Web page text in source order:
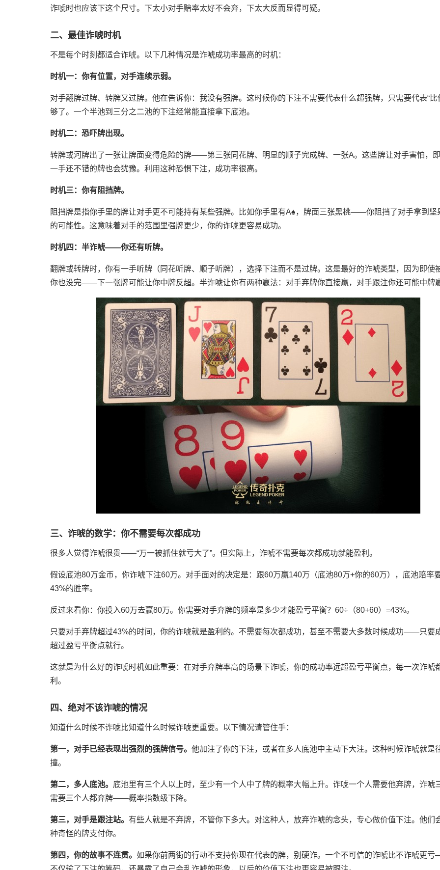
诈唬时也应该下这个尺寸。下太小对手赔率太好不会弃，下太大反而显得可疑。
二、最佳诈唬时机
不是每个时刻都适合诈唬。以下几种情况是诈唬成功率最高的时机：
时机一：你有位置，对手连续示弱。
对手翻牌过牌、转牌又过牌。他在告诉你：我没有强牌。这时候你的下注不需要代表什么超强牌，只需要代表“比
够了。一个半池到三分之二池的下注经常能直接拿下底池。
时机二：恐吓牌出现。
转牌或河牌出了一张让牌面变得危险的牌——第三张同花牌、明显的顺子完成牌、一张A。这些牌让对手害怕，
一手还不错的牌也会犹豫。利用这种恐惧下注，成功率很高。
时机三：你有阻挡牌。
阻挡牌是指你手里的牌让对手更不可能持有某些强牌。比如你手里有A♠，牌面三张黑桃——你阻挡了对手拿到坚
的可能性。这意味着对手的范围里强牌更少，你的诈唬更容易成功。
时机四：半诈唬——你还有听牌。
翻牌或转牌时，你有一手听牌（同花听牌、顺子听牌），选择下注而不是过牌。这是最好的诈唬类型，因为即使
你也没完——下一张牌可能让你中牌反超。半诈唬让你有两种赢法：对手弃牌你直接赢，对手跟注你还可能中牌
三、诈唬的数学：你不需要每次都成功
很多人觉得诈唬很贵——“万一被抓住就亏大了”。但实际上，诈唬不需要每次都成功就能盈利。
假设底池80万金币，你诈唬下注60万。对手面对的决定是：跟60万赢140万（底池80万+你的60万），底池赔率
43%的胜率。
反过来看你：你投入60万去赢80万。你需要对手弃牌的频率是多少才能盈亏平衡？60÷（80+60）=43%。
只要对手弃牌超过43%的时间，你的诈唬就是盈利的。不需要每次都成功，甚至不需要大多数时候成功——只要
超过盈亏平衡点就行。
这就是为什么好的诈唬时机如此重要：在对手弃牌率高的场景下诈唬，你的成功率远超盈亏平衡点，每一次诈唬
利。
四、绝对不该诈唬的情况
知道什么时候不诈唬比知道什么时候诈唬更重要。以下情况请管住手：
第一，对手已经表现出强烈的强牌信号。 他加注了你的下注，或者在多人底池中主动下大注。这种时候诈唬就是
撞。
第二，多人底池。 底池里有三个人以上时，至少有一个人中了牌的概率大幅上升。诈唬一个人需要他弃牌，诈唬
需要三个人都弃牌——概率指数级下降。
第三，对手是跟注站。 有些人就是不弃牌，不管你下多大。对这种人，放弃诈唬的念头，专心做价值下注。他们
种奇怪的牌支付你。
第四，你的故事不连贯。 如果你前两街的行动不支持你现在代表的牌，别硬诈。一个不可信的诈唬比不诈唬更